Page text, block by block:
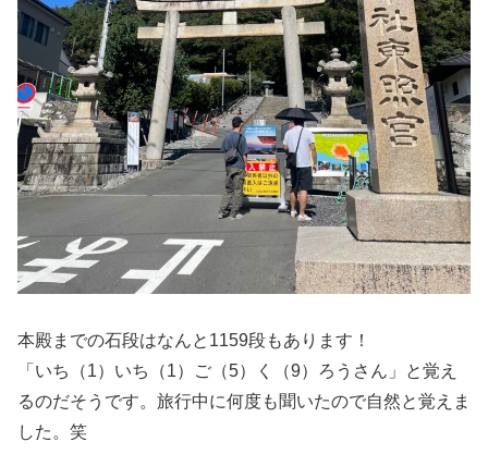
本殿までの石段はなんと1159段もあります！
「いち（1）いち（1）ご（5）く（9）ろうさん」と覚え
るのだそうです。旅行中に何度も聞いたので自然と覚えま
した。笑